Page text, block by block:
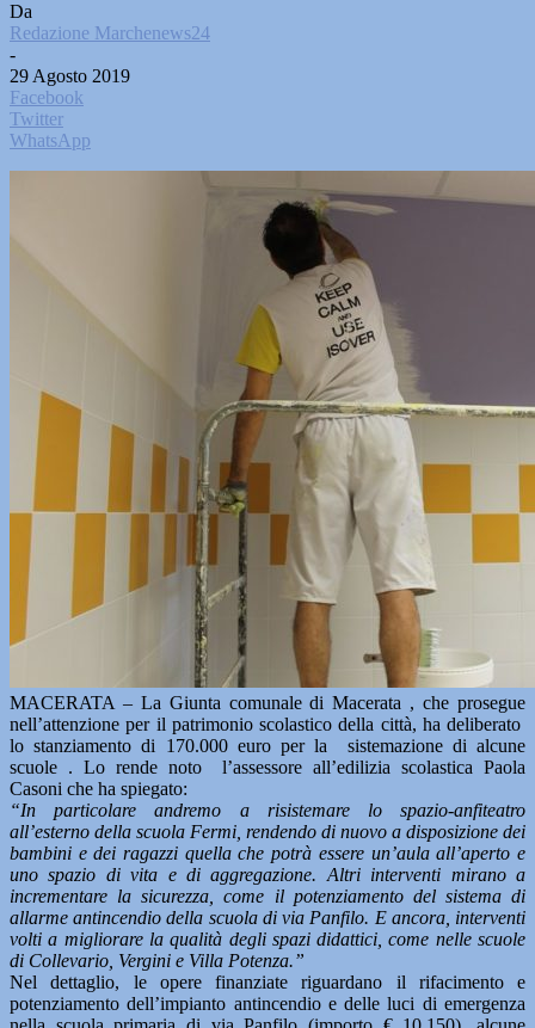
Da
Redazione Marchenews24
-
29 Agosto 2019
Facebook
Twitter
WhatsApp
MACERATA – La Giunta comunale di Macerata , che prosegue
nell’attenzione per il patrimonio scolastico della città, ha deliberato
lo stanziamento di 170.000 euro per la sistemazione di alcune
scuole . Lo rende noto l’assessore all’edilizia scolastica Paola
Casoni che ha spiegato:
“In particolare andremo a risistemare lo spazio-anfiteatro
all’esterno della scuola Fermi, rendendo di nuovo a disposizione dei
bambini e dei ragazzi quella che potrà essere un’aula all’aperto e
uno spazio di vita e di aggregazione. Altri interventi mirano a
incrementare la sicurezza, come il potenziamento del sistema di
allarme antincendio della scuola di via Panfilo. E ancora, interventi
volti a migliorare la qualità degli spazi didattici, come nelle scuole
di Collevario, Vergini e Villa Potenza.”
Nel dettaglio, le opere finanziate riguardano il rifacimento e
potenziamento dell’impianto antincendio e delle luci di emergenza